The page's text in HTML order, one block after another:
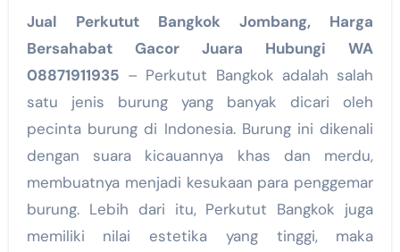
Jual Perkutut Bangkok Jombang, Harga
Bersahabat Gacor Juara Hubungi WA
08871911935 – Perkutut Bangkok adalah salah
satu jenis burung yang banyak dicari oleh
pecinta burung di Indonesia. Burung ini dikenali
dengan suara kicauannya khas dan merdu,
membuatnya menjadi kesukaan para penggemar
burung. Lebih dari itu, Perkutut Bangkok juga
memiliki nilai estetika yang tinggi, maka